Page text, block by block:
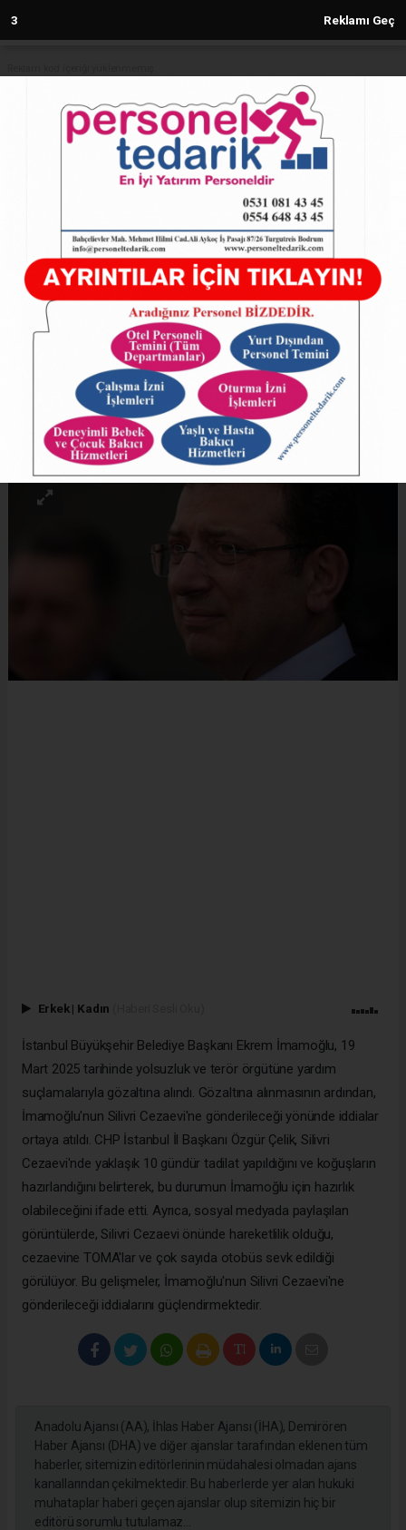
2 Reklamı Geç
Anasayfa TÜRKİYE
Ekrem İmamoğlu'nun Silivri
Cezaevi'ne Gönderileceği İddiaları
Gündemde
TÜRKİYE
23.03.2025 - 10:42, Güncelleme: 23.03.2025 - 10:42
5903+ kez okundu.
Ekrem İmamoğlu'nun Silivri Cezaevi'ne
Gönderileceği İddiaları Gündemde
ABONE OL
Erkek | Kadın
İstanbul Büyükşehir Belediye Başkanı Ekrem İmamoğlu, 19
Mart 2025 tarihinde yolsuzluk ve terör örgütüne yardım
suçlamalarıyla gözaltına alındı. Gözaltına alınmasının ardından,
İmamoğlu'nun Silivri Cezaevi'ne gönderileceği yönünde iddialar
ortaya atıldı. CHP İstanbul İl Başkanı Özgür Çelik, Silivri
Cezaevi'nde yaklaşık 10 gündür tadilat yapıldığını ve koğuşların
hazırlandığını belirterek, bu durumun İmamoğlu için hazırlık
olabileceğini ifade etti. Ayrıca, sosyal medyada paylaşılan
görüntülerde, Silivri Cezaevi önünde hareketlilik olduğu,
cezaevine TOMA'lar ve çok sayıda otobüs sevk edildiği
görülüyor. Bu gelişmeler, İmamoğlu'nun Silivri Cezaevi'ne
gönderileceği iddialarını güçlendirmektedir.
Anadolu Ajansı (AA), İhlas Haber Ajansı (İHA), Demirören
Haber Ajansı (DHA) ve diğer ajanslar tarafından eklenen tüm
haberler, sitemizin editörlerinin müdahalesi olmadan ajans
kanallarından çekilmektedir. Bu haberlerde yer alan hukuki
muhataplar haberi geçen ajanslar olup sitemizin hiç bir
editörü sorumlu tutulamaz...